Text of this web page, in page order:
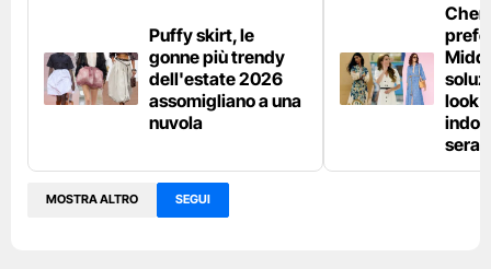
Puffy skirt, le
gonne più trendy
dell'estate 2026
assomigliano a una
nuvola
look
sera
MOSTRA ALTRO SEGUI